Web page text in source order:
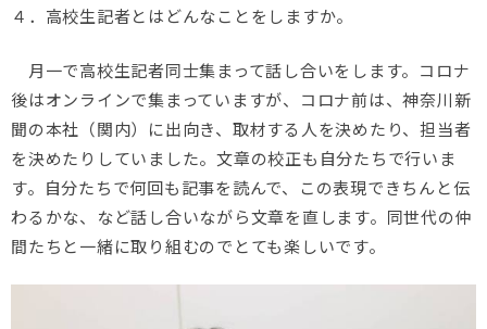
４．高校生記者とはどんなことをしますか。
月一で高校生記者同士集まって話し合いをします。コロナ
後はオンラインで集まっていますが、コロナ前は、神奈川新
聞の本社（関内）に出向き、取材する人を決めたり、担当者
を決めたりしていました。文章の校正も自分たちで行いま
す。自分たちで何回も記事を読んで、この表現できちんと伝
わるかな、など話し合いながら文章を直します。同世代の仲
間たちと一緒に取り組むのでとても楽しいです。